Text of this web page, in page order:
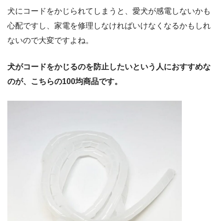
犬にコードをかじられてしまうと、愛犬が感電しないかも
心配ですし、家電を修理しなければいけなくなるかもしれ
ないので大変ですよね。
犬がコードをかじるのを防止したいという人におすすめな
のが、こちらの100均商品です。